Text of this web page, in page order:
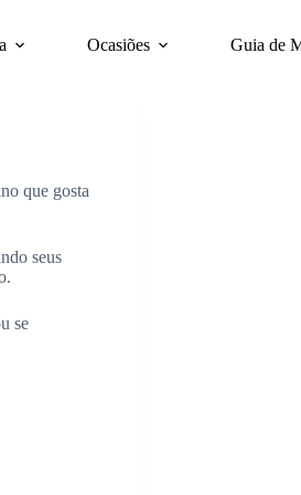
Ocasiões Guia de
que gosta
seus
se